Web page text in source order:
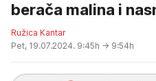
berača malina i
Ružica Kantar
Pet, 19.07.2024. 9:45h → 9:54h